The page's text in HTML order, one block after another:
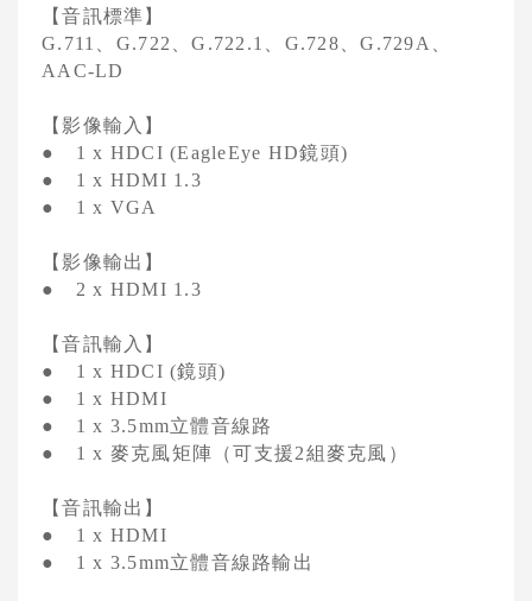
【音訊標準】
G.711 、 G.722 、G.722.1 、 G.728、G.729A 、
AAC-LD
【影像輸入】
● 1 x HDCI (EagleEye HD鏡頭)
●
1 x HDMI 1.3
●
1 x VGA
【影像輸出】
● 2 x HDMI 1.3
【音訊輸入】
● 1 x HDCI (鏡頭)
●
1 x HDMI
●
1 x 3.5mm立體音線路
● 1 x 麥克風矩陣（可支援2組麥克風）
【音訊輸出】
●
1 x HDMI
●
1 x 3.5mm立體音線路輸出